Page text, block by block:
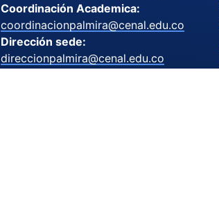
Coordinación Academica:
coordinacionpalmira@cenal.edu.co
Dirección sede:
direccionpalmira@cenal.edu.co